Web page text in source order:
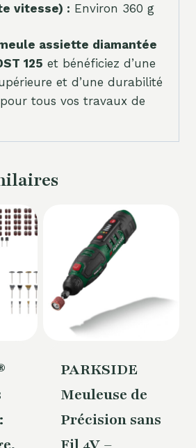
vitesse) : Environ 360 g
assiette diamantée
125 et bénéficiez d’une
et d’une durabilité
tous vos travaux de
PARKSIDE
Meuleuse de
Précision sans